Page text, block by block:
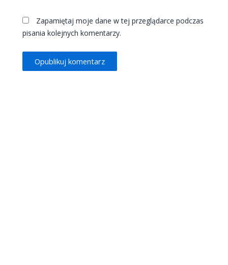
Zapamiętaj moje dane w tej przeglądarce podczas
pisania kolejnych komentarzy.